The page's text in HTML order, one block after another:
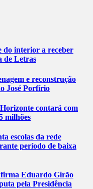
do interior a receber
de Letras
e reconstrução
José Porfírio
contará com
milhões
escolas da rede
período de baixa
Eduardo Girão
pela Presidência